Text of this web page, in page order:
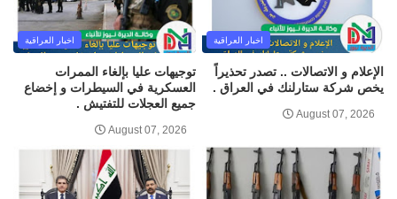
اخبار العراقية
الإعلام و الاتصالات .. تصدر تحذيراً
يخص شركة ستارلنك في العراق .
August 07, 2026
اخبار العراقية
توجيهات عليا بإلغاء الممرات
العسكرية في السيطرات و إخضاع
جميع العجلات للتفتيش .
August 07, 2026